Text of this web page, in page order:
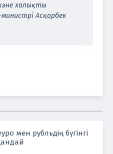
халықты
Асқарбек
мен рубльдің бүгінгі